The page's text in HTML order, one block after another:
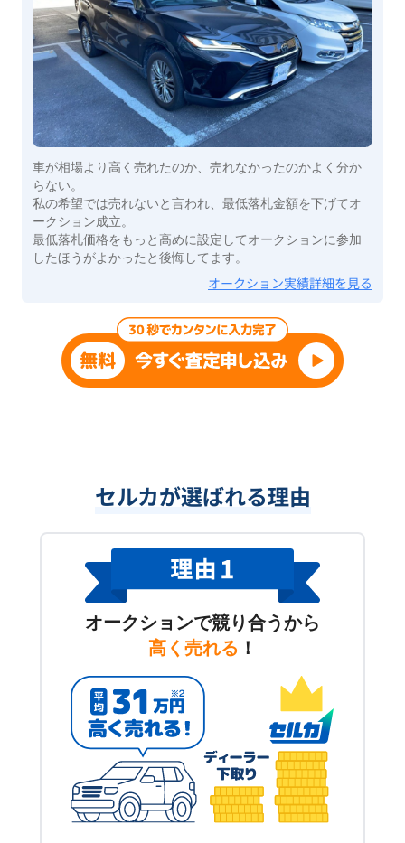
車が相場より高く売れたのか、売れなかったのかよく分か
らない。
私の希望では売れないと言われ、最低落札金額を下げてオ
ークション成立。
最低落札価格をもっと高めに設定してオークションに参加
したほうがよかったと後悔してます。
オークション実績詳細を見る
セルカが選ばれる理由
オークションで競り合うから
高く売れる ！